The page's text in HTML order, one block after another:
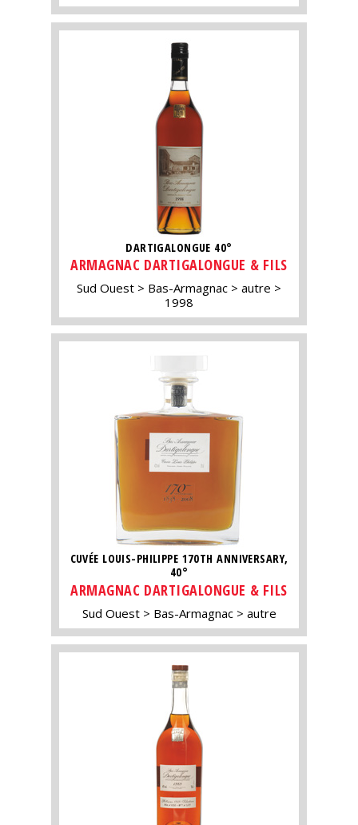
DARTIGALONGUE 40°
ARMAGNAC DARTIGALONGUE & FILS
Sud Ouest Bas-Armagnac
autre
1998
CUVÉE LOUIS-PHILIPPE 170TH ANNIVERSARY,
40°
ARMAGNAC DARTIGALONGUE & FILS
Sud Ouest Bas-Armagnac autre